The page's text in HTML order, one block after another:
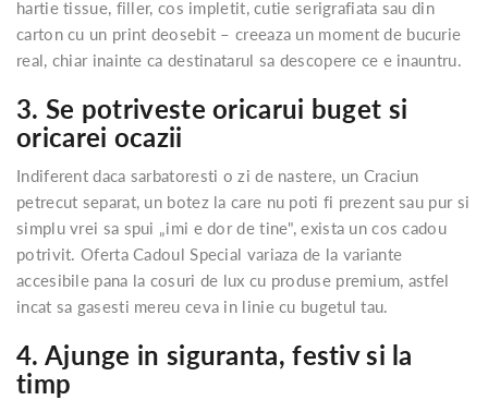
hartie tissue, filler, cos impletit, cutie serigrafiata sau din
carton cu un print deosebit – creeaza un moment de bucurie
real, chiar inainte ca destinatarul sa descopere ce e inauntru.
3. Se potriveste oricarui buget si
oricarei ocazii
Indiferent daca sarbatoresti o zi de nastere, un Craciun
petrecut separat, un botez la care nu poti fi prezent sau pur si
simplu vrei sa spui „imi e dor de tine", exista un cos cadou
potrivit. Oferta Cadoul Special variaza de la variante
accesibile pana la cosuri de lux cu produse premium, astfel
incat sa gasesti mereu ceva in linie cu bugetul tau.
4. Ajunge in siguranta, festiv si la
timp